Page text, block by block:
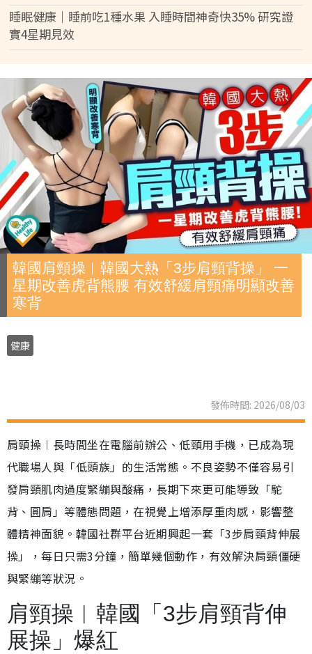
睡眠健康｜睡前吃1種水果 入睡時間神奇快35% 研究證
實4星期見效
韓國肩頸操︱韓國大熱「3步肩頸背操」 一
星期改善虎背熊腰 有效舒緩肩頸痛明顯改善
寒背
健康
發佈時間: 2026/08/03
肩頸操︱長時間坐在電腦前辦公、低頸用手機，已成為現
代職場人與「低頭族」的生活常態。不良姿勢不僅容易引
發肩頸肌肉過度緊繃與酸痛，長期下來更可能導致「駝
背、圓肩」等體態問題，在視覺上增添厚重肉感，影響整
體精神面貌。韓國社群平台近期興起一套「3步肩頸背伸展
操」，每日只需3分鐘，簡單幾個動作，有效解決肩頸僵硬
與緊繃等狀況。
肩頸操︱韓國「3步肩頸背伸
展操」爆紅